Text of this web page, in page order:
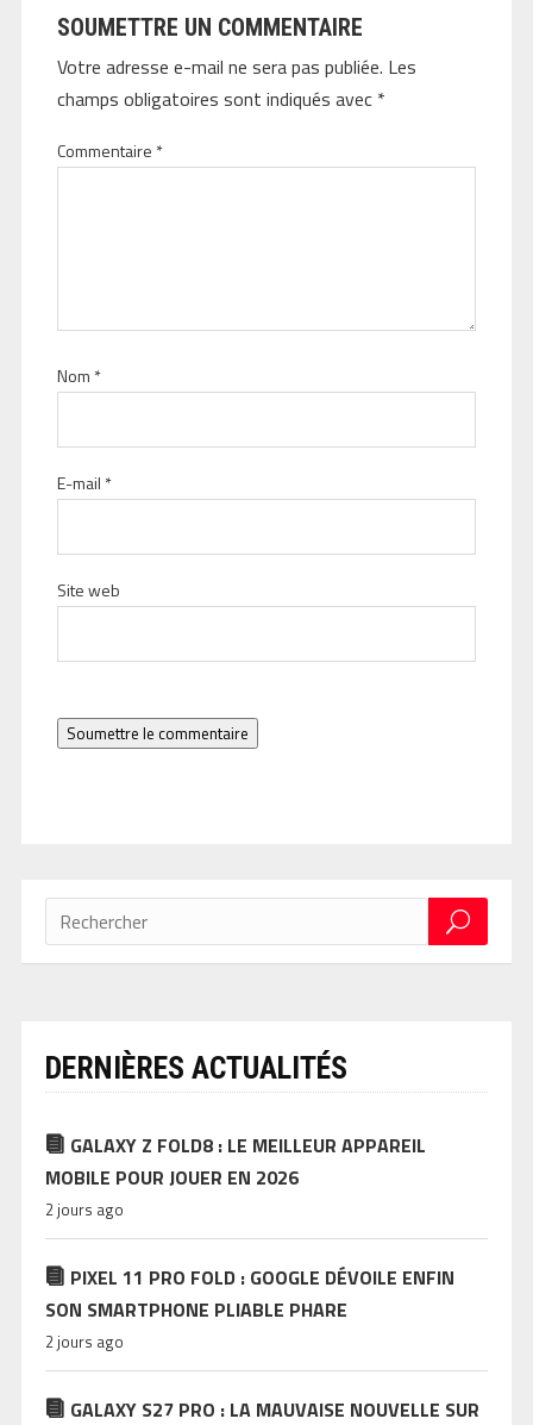
SOUMETTRE UN COMMENTAIRE
Votre adresse e-mail ne sera pas publiée. Les
champs obligatoires sont indiqués avec *
Commentaire *
Nom *
E-mail *
Site web
Soumettre le commentaire
DERNIÈRES ACTUALITÉS
GALAXY Z FOLD8 : LE MEILLEUR APPAREIL
MOBILE POUR JOUER EN 2026
2 jours ago
PIXEL 11 PRO FOLD : GOOGLE DÉVOILE ENFIN
SON SMARTPHONE PLIABLE PHARE
2 jours ago
GALAXY S27 PRO : LA MAUVAISE NOUVELLE SUR